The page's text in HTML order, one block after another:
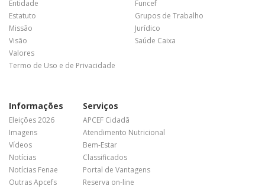
Entidade
Estatuto
Missão
Visão
Valores
Termo de Uso e de Privacidade
Funcef
Grupos de Trabalho
Jurídico
Saúde Caixa
Informações
Eleições 2026
Imagens
Vídeos
Notícias
Notícias Fenae
Outras Apcefs
Serviços
APCEF Cidadã
Atendimento Nutricional
Bem-Estar
Classificados
Portal de Vantagens
Reserva on-line